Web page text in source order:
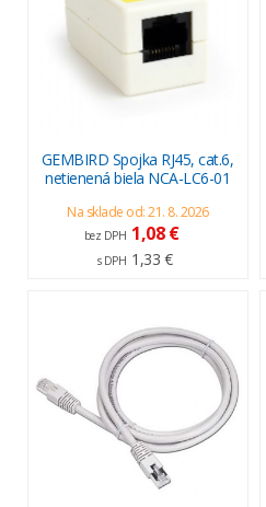
GEMBIRD Spojka RJ45, cat.6,
netienená biela NCA-LC6-01
Na sklade od: 21. 8. 2026
bez DPH 1,08 €
s DPH 1,33 €